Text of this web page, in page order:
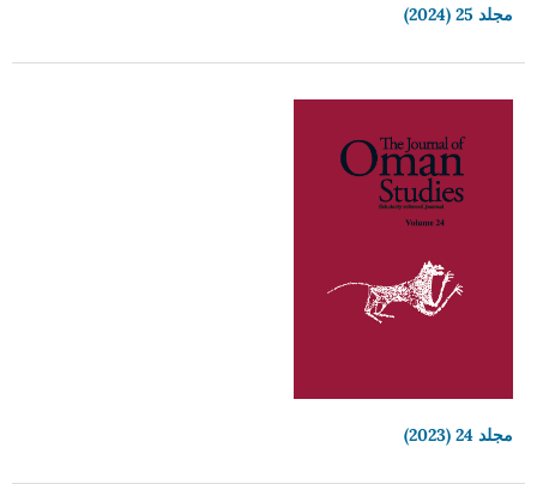
مجلد 25 (2024)
مجلد 24 (2023)